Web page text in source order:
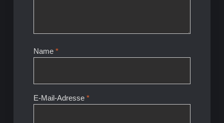
Name *
E-Mail-Adresse *